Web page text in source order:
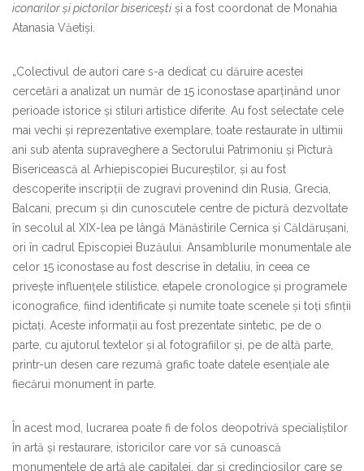
iconarilor și pictorilor bisericești și a fost coordonat de Monahia
Atanasia Văetiși.
„Colectivul de autori care s-a dedicat cu dăruire acestei
cercetări a analizat un număr de 15 iconostase aparținând unor
perioade istorice și stiluri artistice diferite. Au fost selectate cele
mai vechi și reprezentative exemplare, toate restaurate în ultimii
ani sub atenta supraveghere a Sectorului Patrimoniu și Pictură
Bisericească al Arhiepiscopiei Bucureștilor, și au fost
descoperite inscripții de zugravi provenind din Rusia, Grecia,
Balcani, precum și din cunoscutele centre de pictură dezvoltate
în secolul al XIX-lea pe lângă Mănăstirile Cernica și Căldărușani,
ori în cadrul Episcopiei Buzăului. Ansamblurile monumentale ale
celor 15 iconostase au fost descrise în detaliu, în ceea ce
privește influențele stilistice, etapele cronologice și programele
iconografice, fiind identificate și numite toate scenele și toți sfinții
pictați. Aceste informații au fost prezentate sintetic, pe de o
parte, cu ajutorul textelor și al fotografiilor și, pe de altă parte,
printr-un desen care rezumă grafic toate datele esențiale ale
fiecărui monument în parte.
În acest mod, lucrarea poate fi de folos deopotrivă specialiștilor
în artă și restaurare, istoricilor care vor să cunoască
monumentele de artă ale capitalei, dar și credincioșilor care se